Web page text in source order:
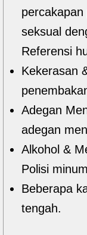
seksual
Referensi
Kekerasan
Adegan
adegan
Alkohol &
Polisi
Beberapa
tengah.